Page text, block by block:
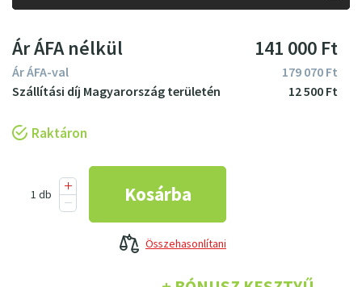
Raktáron
Ár ÁFA nélkül 141 000 Ft
Ár ÁFA-val 179070Ft
12500Ft
Összehasonlítani